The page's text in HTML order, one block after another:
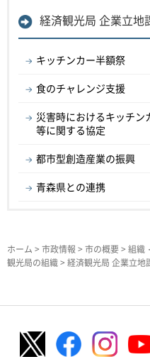
経済観光局 企業立地
キッチンカー半額祭
食のチャレンジ支援
災害時におけるキッチ
等に関する協定
都市型創造産業の振興
青森県との連携
ホーム > 市政情報 > 市の概要> 組織
観光局の組織> 経済観光局 企業立地